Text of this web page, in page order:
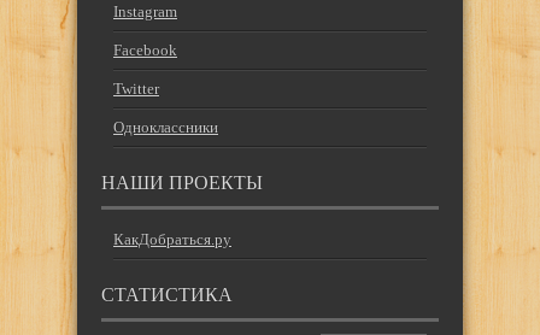
Instagram
Facebook
Twitter
Одноклассники
НАШИ ПРОЕКТЫ
КакДобраться.ру
СТАТИСТИКА